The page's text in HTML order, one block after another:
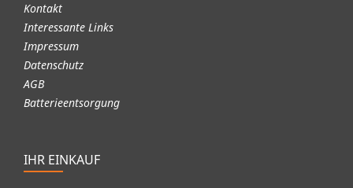
Kontakt
Interessante Links
Impressum
Datenschutz
AGB
Batterieentsorgung
IHR EINKAUF